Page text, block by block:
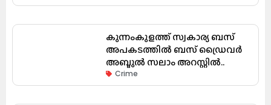
കുന്നംകുളത്ത് സ്വകാര്യ ബസ്
അപകടത്തിൽ ബസ് ഡ്രൈവർ
അബ്ദുൽ സലാം അറസ്റ്റിൽ..
Crime